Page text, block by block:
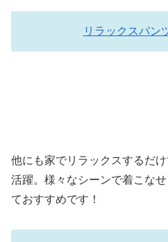
リラックスパン
他にも家でリラックスするだ
活躍。様々なシーンで着こな
ておすすめです！